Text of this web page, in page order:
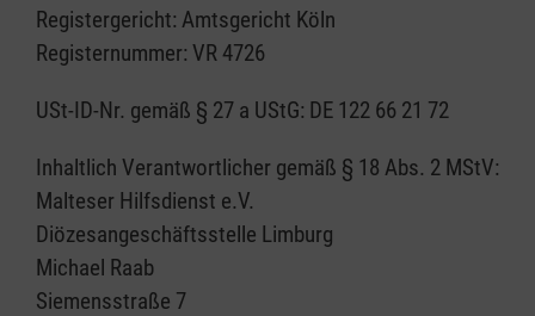
Registergericht: Amtsgericht Köln
Registernummer: VR 4726
USt-ID-Nr. gemäß § 27 a UStG: DE 122 66 21 72
Inhaltlich Verantwortlicher gemäß § 18 Abs. 2 MStV:
Malteser Hilfsdienst e.V.
Diözesangeschäftsstelle Limburg
Michael Raab
Siemensstraße 7